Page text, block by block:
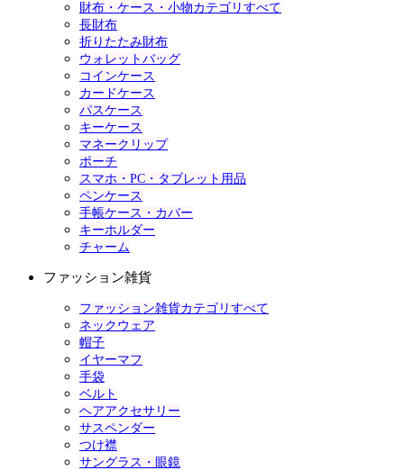
財布・ケース・小物カテゴリすべて
長財布
折りたたみ財布
ウォレットバッグ
コインケース
カードケース
パスケース
キーケース
マネークリップ
ポーチ
スマホ・PC・タブレット用品
ペンケース
手帳ケース・カバー
キーホルダー
チャーム
ファッション雑貨
ファッション雑貨カテゴリすべて
ネックウェア
帽子
イヤーマフ
手袋
ベルト
ヘアアクセサリー
サスペンダー
つけ襟
サングラス・眼鏡